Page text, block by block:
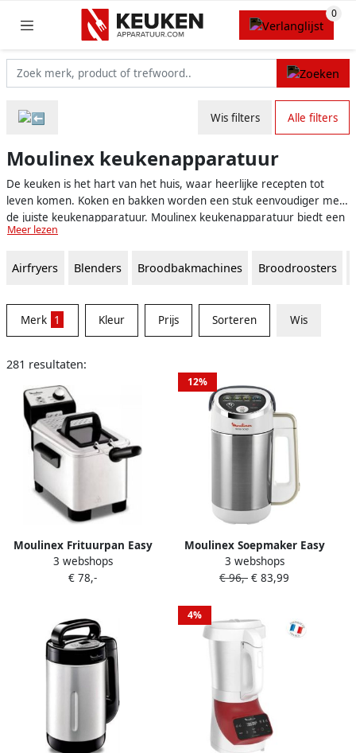
Wis filters Alle filters
Moulinex keukenapparatuur
De keuken is het hart van het huis, waar heerlijke recepten tot
leven komen. Koken en bakken worden een stuk eenvoudiger met
de juiste keukenapparatuur. Moulinex keukenapparatuur biedt een
breed scala aan innovatieve en betrouwbare keukenhulpmiddelen
boeten op kwaliteit en efficiëntie.
Meer lezen
Airfryers Blenders Broodbakmachines Broodroosters
Merk 1 Kleur Prijs Sorteren Wis
281 resultaten:
Moulinex Frituurpan Easy
Pro AM338070 | Friteuses |
Keuken&Koken
3 webshops
€ 78,-
12%
Moulinex Soepmaker Easy
Soup LM841B10 |
Soepmakers |
3 webshops
€ 96,- € 83,99
4%